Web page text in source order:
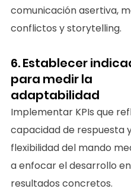
comunicación asertiva,
conflictos y storytelling.
6. Establecer
para medir la
adaptabilidad
Implementar KPIs que
capacidad de respuesta
flexibilidad del mando
a enfocar el desarrollo en
resultados concretos.